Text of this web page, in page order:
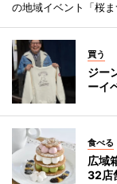
の地域イベント「桜
買う
ジー
ーイ
食べる
広域
32店